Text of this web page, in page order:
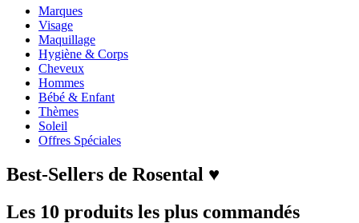
Marques
Visage
Maquillage
Hygiène & Corps
Cheveux
Hommes
Bébé & Enfant
Thèmes
Soleil
Offres Spéciales
Best-Sellers de Rosental ♥︎
Les 10 produits les plus commandés